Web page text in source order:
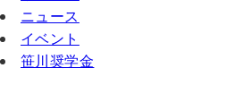
ニュース
イベント
笹川奨学金